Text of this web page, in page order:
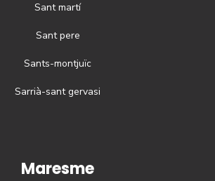
Sant martí
Sant pere
Sants-montjuïc
Sarrià-sant gervasi
Maresme